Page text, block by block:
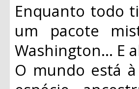
Enquanto todo
um pacote
Washington... E
O mundo está